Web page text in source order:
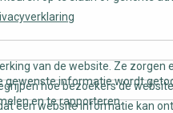
van de website. Ze zorgen
gewenste informatie wordt
hoe bezoekers de
en te rapporteren.
een website informatie kan